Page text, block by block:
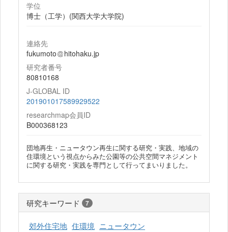
学位
博士（工学）(関西大学大学院)
連絡先
fukumoto
hitohaku.jp
研究者番号
80810168
J-GLOBAL ID
201901017589929522
researchmap会員ID
B000368123
団地再生・ニュータウン再生に関する研究・実践、地域の
住環境という視点からみた公園等の公共空間マネジメント
に関する研究・実践を専門として行ってまいりました。
研究キーワード 7
郊外住宅地 住環境 ニュータウン